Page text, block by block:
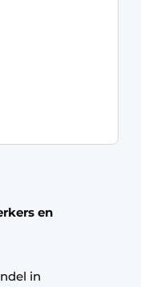
en
in